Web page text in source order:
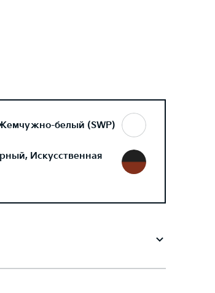
белый (SWP)
Искусственная